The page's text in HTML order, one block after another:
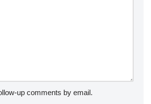
up comments by email.